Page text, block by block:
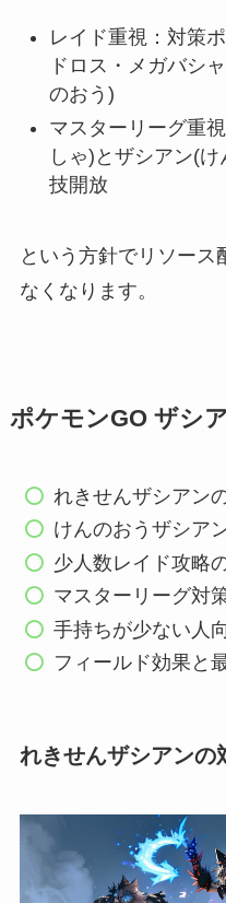
レイド重視：対策
ドロス・メガバシ
のおう)
マスターリーグ重
しゃ)とザシアン(
技開放
という方針でリソー
なくなります。
ポケモンGO ザシ
れきせんザシアン
けんのおうザシア
少人数レイド攻略
マスターリーグ対
手持ちが少ない人
フィールド効果と
れきせんザシアンの